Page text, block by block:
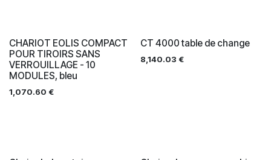
CHARIOT EOLIS COMPACT
POUR TIROIRS SANS
VERROUILLAGE - 10
MODULES, bleu
1,070.60 €
CT 4000 table de change
8,140.03 €